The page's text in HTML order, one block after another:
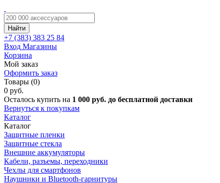
Найти
+7 (383) 383 25 84
Вход Магазины
Корзина
Мой заказ
Оформить заказ
Товары (0)
0 руб.
Осталось купить на 1 000 руб. до бесплатной доставки
Вернуться к покупкам
Каталог
Каталог
Защитные пленки
Защитные стекла
Внешние аккумуляторы
Кабели, разъемы, переходники
Чехлы для смартфонов
Наушники и Bluetooth-гарнитуры